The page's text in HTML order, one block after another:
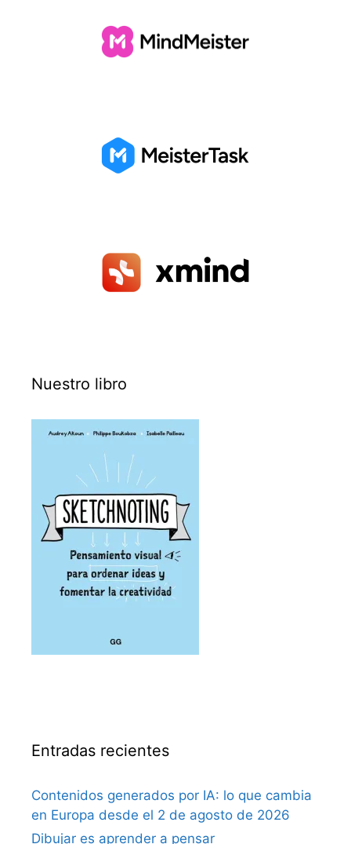
Nuestro libro
Entradas recientes
Contenidos generados por IA: lo que cambia
en Europa desde el 2 de agosto de 2026
Dibujar es aprender a pensar